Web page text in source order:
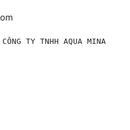
TY TNHH AQUA MINA